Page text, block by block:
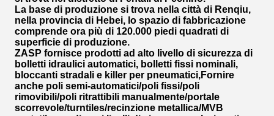
La base di produzione si trova nella città di Renqiu,
nella provincia di Hebei, lo spazio di fabbricazione
comprende ora più di 120.000 piedi quadrati di
superficie di produzione.
ZASP fornisce prodotti ad alto livello di sicurezza di
bolletti idraulici automatici, bolletti fissi nominali,
bloccanti stradali e killer per pneumatici,Fornire
anche poli semi-automatici/poli fissi/poli
rimovibili/poli ritrattibili manualmente/portale
scorrevole/turntiles/recinzione metallica/MVB